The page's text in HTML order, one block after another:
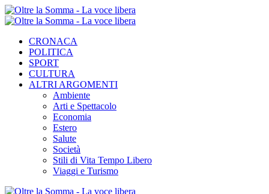
CRONACA
POLITICA
SPORT
CULTURA
ALTRI ARGOMENTI
Ambiente
Arti e Spettacolo
Economia
Estero
Salute
Società
Stili di Vita Tempo Libero
Viaggi e Turismo